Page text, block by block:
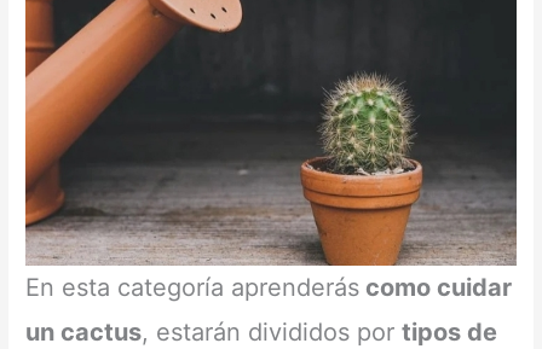
En esta categoría aprenderás como cuidar
un cactus, estarán divididos portipos de